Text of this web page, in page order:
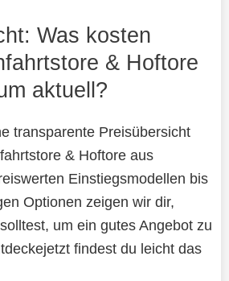
Was kosten
& Hoftore
aktuell?
transparente Preisübersicht
& Hoftore aus
Einstiegsmodellen bis
Optionen zeigen wir dir,
um ein gutes Angebot zu
findest du leicht das